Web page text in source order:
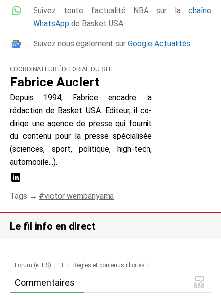
Suivez toute l'actualité NBA sur la chaîne
WhatsApp de Basket USA
Suivez nous également sur Google Actualités
COORDINATEUR ÉDITORIAL DU SITE
Fabrice Auclert
Depuis 1994, Fabrice encadre la
rédaction de Basket USA. Editeur, il co-
dirige une agence de presse qui fournit
du contenu pour la presse spécialisée
(sciences, sport, politique, high-tech,
automobile...).
Tags → victor wembanyama
Le fil info en direct
Commentaires
Forum (et HS) + Règles et contenus illicites